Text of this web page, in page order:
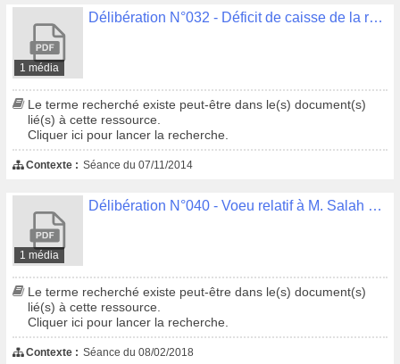
1 média
Délibération N°032 - Déficit de caisse de la régie d'avance pour convoiement des oeuvres du musée Demande de remise gracieuse (DFCP)
Le terme recherché existe peut-être dans le(s) document(s)
lié(s) à cette ressource.
Cliquer ici pour lancer la recherche.
Contexte : Séance du 07/11/2014
1 média
Délibération N°040 - Voeu relatif à M. Salah Hamouri
Le terme recherché existe peut-être dans le(s) document(s)
lié(s) à cette ressource.
Cliquer ici pour lancer la recherche.
Contexte : Séance du 08/02/2018